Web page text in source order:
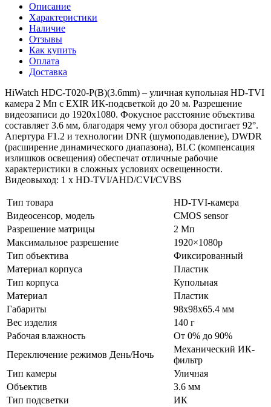
Описание
Характеристики
Наличие
Отзывы
Как купить
Оплата
Доставка
HiWatch HDC-T020-P(B)(3.6mm) – уличная купольная HD-TVI
камера 2 Мп с EXIR ИК-подсветкой до 20 м. Разрешение
видеозаписи до 1920x1080. Фокусное расстояние объектива
составляет 3.6 мм, благодаря чему угол обзора достигает 92°.
Апертура F1.2 и технологии DNR (шумоподавление), DWDR
(расширение динамического диапазона), BLC (компенсация
излишков освещения) обеспечат отличные рабочие
характеристики в сложных условиях освещенности.
Видеовыход: 1 х HD-TVI/AHD/CVI/CVBS
Тип товара
HD-TVI-камера
Видеосенсор, модель
CMOS sensor
Разрешение матрицы
2 Мп
Максимальное разрешение
1920×1080p
Тип объектива
Фиксированный
Материал корпуса
Пластик
Тип корпуса
Купольная
Материал
Пластик
Габариты
98х98x65.4 мм
Вес изделия
140 г
Рабочая влажность
От 0% до 90%
Переключение режимов День/Ночь
Механический ИК-
фильтр
Тип камеры
Уличная
Объектив
3.6 мм
Тип подсветки
ИК